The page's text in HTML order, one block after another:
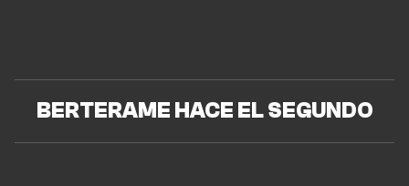
BERTERAME HACE EL SEGUNDO